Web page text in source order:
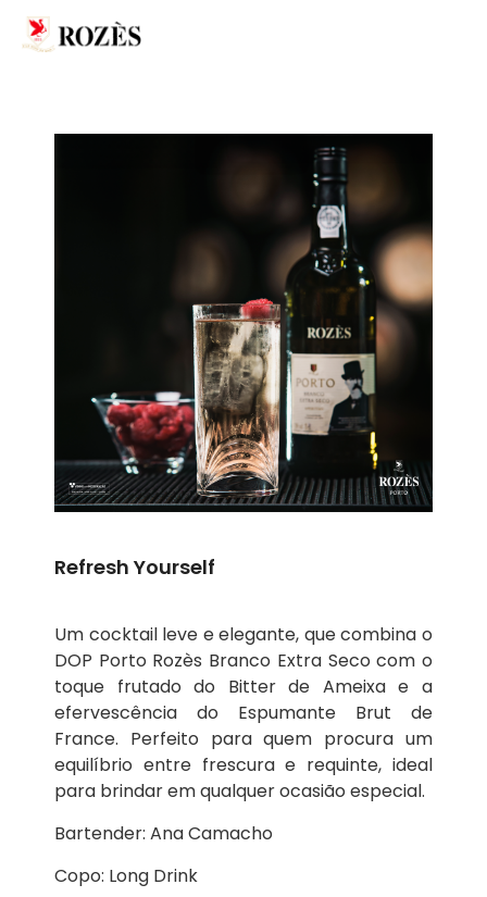
Refresh Yourself
Um cocktail leve e elegante, que combina o
DOP Porto Rozès Branco Extra Seco com o
toque frutado do Bitter de Ameixa e a
efervescência do Espumante Brut de
France. Perfeito para quem procura um
equilíbrio entre frescura e requinte, ideal
para brindar em qualquer ocasião especial.
Bartender: Ana Camacho
Copo: Long Drink